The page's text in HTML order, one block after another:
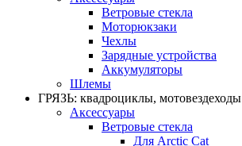
Ветровые стекла
Моторюкзаки
Чехлы
Зарядные устройства
Аккумуляторы
Шлемы
ГРЯЗЬ: квадроциклы, мотовездеходы
Аксессуары
Ветровые стекла
Для Arctic Cat